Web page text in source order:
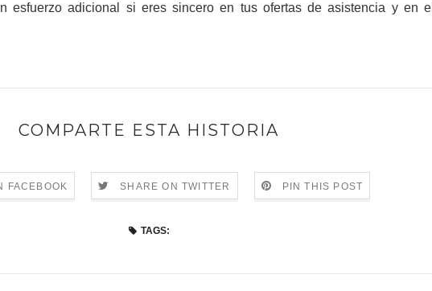
esfuerzo adicional si eres sincero en tus ofertas de asistencia y en el
COMPARTE ESTA HISTORIA
FACEBOOK SHARE ON TWITTER PIN THIS POST
TAGS: